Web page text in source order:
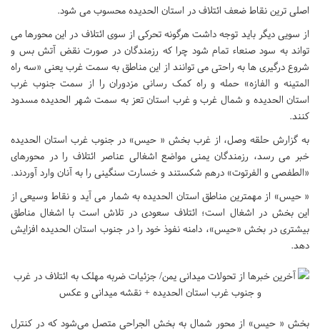
اصلی ترین نقاط ضعف ائتلاف در استان الحدیده محسوب می شود.
از سویی دیگر باید توجه داشت هرگونه تحرکی از سوی ائتلاف در این محورها می
تواند به سود صنعاء تمام شود چرا که رزمندگان در صورت نقض آتش بس و
شروع درگیری ها به راحتی می توانند از این مناطق به سمت غرب یعنی «سه راه
المتینه و الفازه» حمله و راه کمک رسانی مزدوران را از سمت جنوب غرب
استان الحدیده و شمال غرب و غرب استان تعز به سمت شهر الحدیده مسدود
کنند.
به گزارش حلقه وصل، از غرب بخش « حیس» در جنوب غرب استان الحدیده
خبر می رسد، رزمندگان یمنی مواضع اشغالی عناصر ائتلاف را در محورهای
«الطفصی و الفرتوت» درهم شکستند و خسارت سنگینی را به آنان وارد آوردند.
« حیس» از مهمترین مناطق استان الحدیده به شمار می آید و نقاط وسیعی از
این بخش در اشغال است؛ ائتلاف سعودی در تلاش است با اشغال مناطق
بیشتری در بخش «حیس»، دامنه نفوذ خود را در جنوب استان الحدیده افزایش
دهد.
بخش « حیس» از محور شمال به بخش الجراحی متصل می‌شود که در کنترل